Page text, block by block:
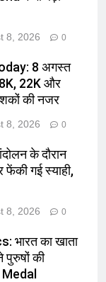
8, 2026 0
8 अगस्त
22K और
की नजर
8, 2026 0
के दौरान
फेंकी गई स्याही,
8, 2026 0
भारत का खाता
की